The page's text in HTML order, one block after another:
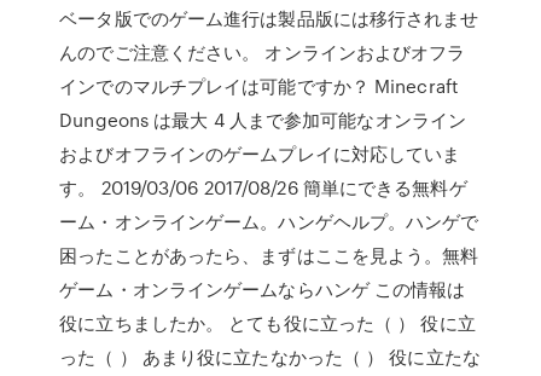
ベータ版でのゲーム進行は製品版には移行されませ
んのでご注意ください。 オンラインおよびオフラ
インでのマルチプレイは可能ですか？ Minecraft
Dungeons は最大 4 人まで参加可能なオンライン
およびオフラインのゲームプレイに対応していま
す。 2019/03/06 2017/08/26 簡単にできる無料ゲ
ーム・オンラインゲーム。ハンゲヘルプ。ハンゲで
困ったことがあったら、まずはここを見よう。無料
ゲーム・オンラインゲームならハンゲ この情報は
役に立ちましたか。 とても役に立った（ ） 役に立
った（ ） あまり役に立たなかった（ ） 役に立たな